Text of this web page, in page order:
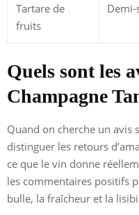
Tartare de
fruits
Demi-
Quels sont les
Champagne
Quand on cherche un avis
distinguer les retours
ce que le vin donne
les commentaires positifs
bulle, la fraîcheur et la